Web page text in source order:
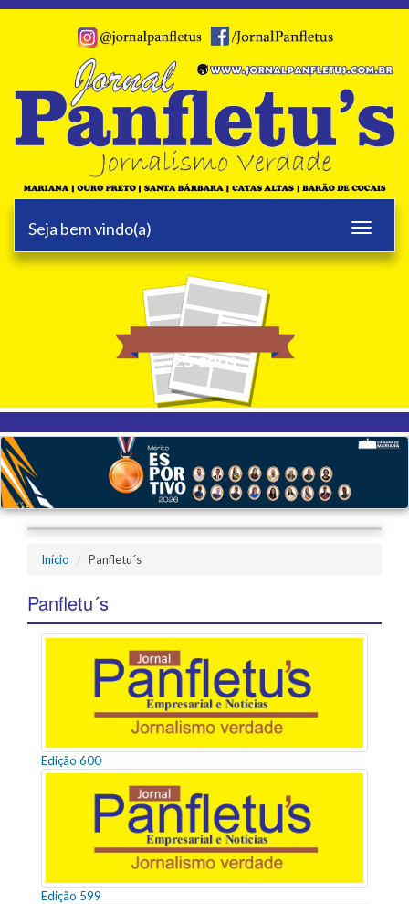
Toggle
Seja bem vindo(a)
25 anos
Início Panfletu´s
Panfletu´s
Edição 600
Edição 599